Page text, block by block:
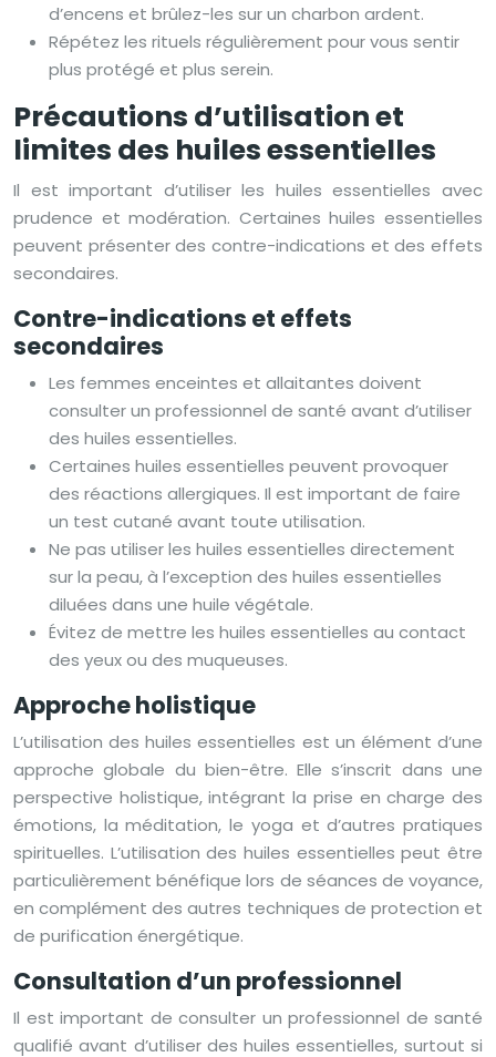
d’encens et brûlez-les sur un charbon ardent.
Répétez les rituels régulièrement pour vous sentir
plus protégé et plus serein.
Précautions d’utilisation et
limites des huiles essentielles
Il est important d’utiliser les huiles essentielles avec
prudence et modération. Certaines huiles essentielles
peuvent présenter des contre-indications et des effets
secondaires.
Contre-indications et effets
secondaires
Les femmes enceintes et allaitantes doivent
consulter un professionnel de santé avant d’utiliser
des huiles essentielles.
Certaines huiles essentielles peuvent provoquer
des réactions allergiques. Il est important de faire
un test cutané avant toute utilisation.
Ne pas utiliser les huiles essentielles directement
sur la peau, à l’exception des huiles essentielles
diluées dans une huile végétale.
Évitez de mettre les huiles essentielles au contact
des yeux ou des muqueuses.
Approche holistique
L’utilisation des huiles essentielles est un élément d’une
approche globale du bien-être. Elle s’inscrit dans une
perspective holistique, intégrant la prise en charge des
émotions, la méditation, le yoga et d’autres pratiques
spirituelles. L’utilisation des huiles essentielles peut être
particulièrement bénéfique lors de séances de voyance,
en complément des autres techniques de protection et
de purification énergétique.
Consultation d’un professionnel
Il est important de consulter un professionnel de santé
qualifié avant d’utiliser des huiles essentielles, surtout si